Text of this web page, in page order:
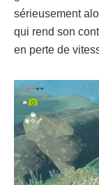
sérieusement
qui rend son
en perte de